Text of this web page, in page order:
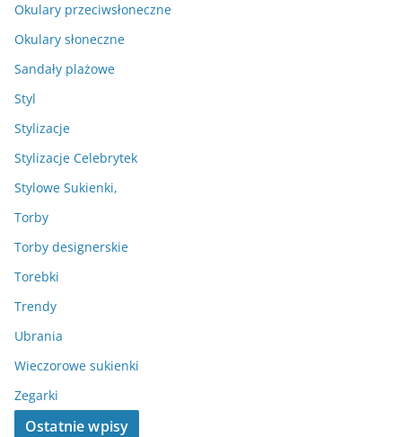
Okulary przeciwsłoneczne
Okulary słoneczne
Sandały plażowe
Styl
Stylizacje
Stylizacje Celebrytek
Stylowe Sukienki,
Torby
Torby designerskie
Torebki
Trendy
Ubrania
Wieczorowe sukienki
Zegarki
Ostatnie wpisy